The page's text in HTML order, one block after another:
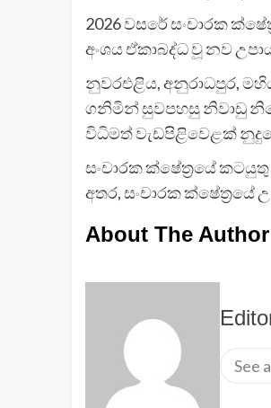
2026 වසරේ සංචාරක
අංශය ඒකාබද්ධ වූ නව
නුවරඑළිය, අනුරාධපුර,
ගනිමින් සුවපහසු නිවාඩු
විධිමත් වැඩපිළිවෙළක්
සංචාරක ක්ෂේත්‍රයේ
අතර, සංචාරක
About The Author
See